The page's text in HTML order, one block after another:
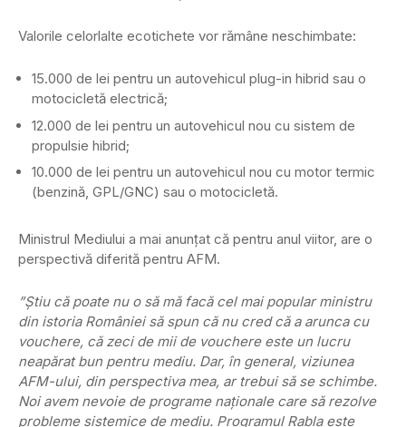
Valorile celorlalte ecotichete vor rămâne neschimbate:
15.000 de lei pentru un autovehicul plug-in hibrid sau o
motocicletă electrică;
12.000 de lei pentru un autovehicul nou cu sistem de
propulsie hibrid;
10.000 de lei pentru un autovehicul nou cu motor termic
(benzină, GPL/GNC) sau o motocicletă.
Ministrul Mediului a mai anunţat că pentru anul viitor, are o
perspectivă diferită pentru AFM.
”Ştiu că poate nu o să mă facă cel mai popular ministru
din istoria României să spun că nu cred că a arunca cu
vouchere, că zeci de mii de vouchere este un lucru
neapărat bun pentru mediu. Dar, în general, viziunea
AFM-ului, din perspectiva mea, ar trebui să se schimbe.
Noi avem nevoie de programe naţionale care să rezolve
probleme sistemice de mediu. Programul Rabla este